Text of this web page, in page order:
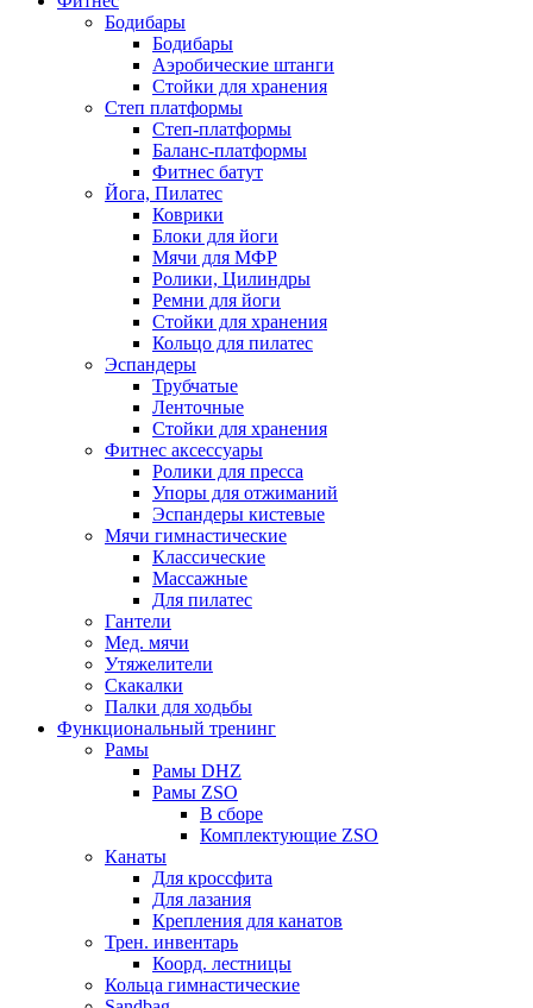
Бодибары
Бодибары
Аэробические штанги
Стойки для хранения
Степ платформы
Степ-платформы
Баланс-платформы
Фитнес батут
Йога, Пилатес
Коврики
Блоки для йоги
Мячи для МФР
Ролики, Цилиндры
Ремни для йоги
Стойки для хранения
Кольцо для пилатес
Эспандеры
Трубчатые
Ленточные
Стойки для хранения
Фитнес аксессуары
Ролики для пресса
Упоры для отжиманий
Эспандеры кистевые
Мячи гимнастические
Классические
Массажные
Для пилатес
Гантели
Мед. мячи
Утяжелители
Скакалки
Палки для ходьбы
Функциональный тренинг
Рамы
Рамы DHZ
Рамы ZSO
В сборе
Комплектующие ZSO
Канаты
Для кроссфита
Для лазания
Крепления для канатов
Трен. инвентарь
Коорд. лестницы
Кольца гимнастические